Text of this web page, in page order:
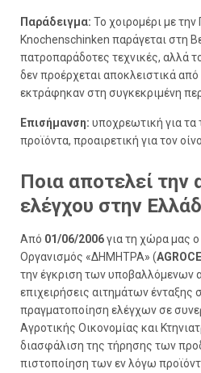
Παράδειγμα: Το χοιρομέρι με
Knochenschinken παράγεται στη
πατροπαράδοτες τεχνικές, αλλά
δεν προέρχεται αποκλειστικά
εκτράφηκαν στη συγκεκριμένη
Επισήμανση: υποχρεωτική για τα
προϊόντα, προαιρετική για τον οίνο.
Ποια αποτελεί την
ελέγχου στην
Από 01/06/2006για τη χώρα μας
Οργανισμός «ΔΗΜΗΤΡΑ» (
την έγκριση των υποβαλλόμενων
επιχειρήσεις αιτημάτων ένταξης
πραγματοποίηση ελέγχων σε
Αγροτικής Οικονομίας και
διασφάλιση της τήρησης των
πιστοποίηση των εν λόγω